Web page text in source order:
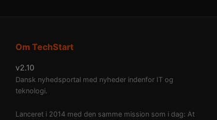
Om TechStart
v2.10
Dansk nyhedsportal med nyheder indenfor IT og
teknologi.
Lanceret i 2014 med den samme mission som i dag: At